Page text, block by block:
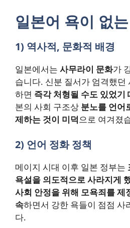
일본어 욕이 없
1) 역사적, 문화적 배경
일본에서는 사무라이 문화가
습니다. 신분 질서가 엄격했던
하면 즉각 처형될 수도 있었기
본의 사회 구조상 분노를 언어
제하는 것이 미덕으로 여겨졌
2) 언어 정화 정책
메이지 시대 이후 일본 정부는
욕설을 의도적으로 사라지게
사회 안정을 위해 모욕죄를 제
속하면서 강한 욕들이 점점 사
다.